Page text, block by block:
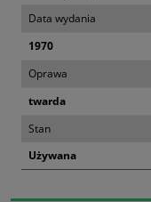
Data wydania
1970
Oprawa
twarda
Stan
Używana